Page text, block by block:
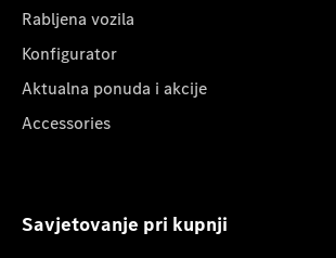
Rabljena vozila
Konfigurator
Aktualna ponuda i akcije
Accessories
Savjetovanje pri kupnji